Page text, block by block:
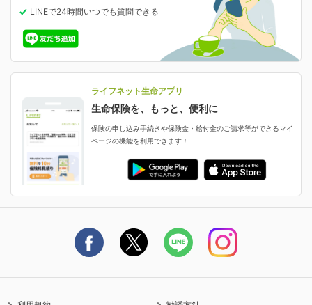
ライフネット生命の特長
ライフネット生命が選ばれる理由がわかる！
評判・口コミ
ご契約者さまに聞きました！
申し込みガイド
ご契約の流れと必要書類
保険料の支払い方法
就業不能保険
就業不能状態に備える
認知症・MCIに備える
中断したお申し込みの再開
お申し込み後の状況確認
減額・解約・追加契約の申し込み など
ご契約者さま向け各種お手続き・サービス
保険金・給付金のご請求
生命保険料控除に関するご案内
保険金等の支払状況
採用情報
生命保険マニフェスト
ライフネット生命のCMページ
ライフネット生命公式note
よくあるご質問
資料請求
LINEで24時間いつでも質問できる
ライフネット生命アプリ
生命保険を、もっと、便利に
保険の申し込み手続きや保険金・給付金のご請求等ができるマイ
ページの機能を利用できます！